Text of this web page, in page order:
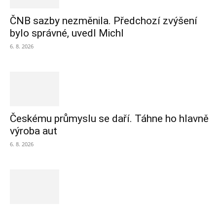
ČNB sazby nezměnila. Předchozí zvýšení
bylo správné, uvedl Michl
6. 8. 2026
Českému průmyslu se daří. Táhne ho hlavně
výroba aut
6. 8. 2026